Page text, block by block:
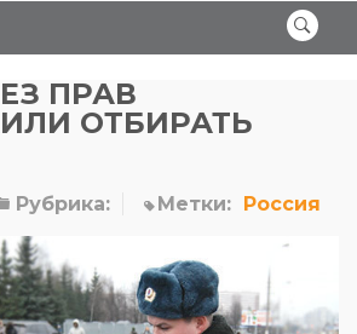
ПРАВ
ОТБИРАТЬ
Рубрика: Метки: Россия